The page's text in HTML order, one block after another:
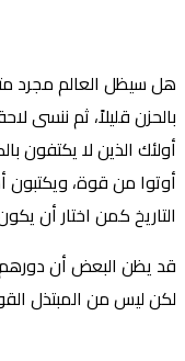
هل سيظل العالم مجرد
بالحزن قليلاً، ثم ننسى
أولئك الذين لا يكتفون
أوتوا من قوة،
التاريخ كمن اختار أن
قد يظن البعض أن دورهم
لكن ليس من المبتذل